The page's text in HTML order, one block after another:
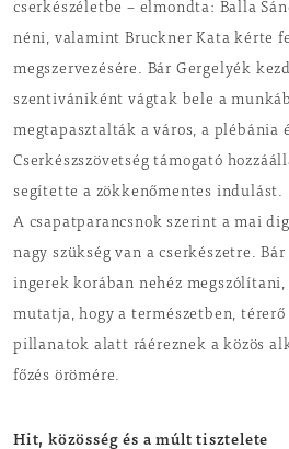
cserkészéletbe – elmondta: Balla
néni, valamint Bruckner Kata kérte
megszervezésére. Bár Gergelyék
szentivániként vágtak bele a
megtapasztalták a város, a plébánia
Cserkészszövetség támogató
segítette a zökkenőmentes indulást.
A csapatparancsnok szerint a mai
nagy szükség van a cserkészetre.
ingerek korában nehéz
mutatja, hogy a természetben,
pillanatok alatt ráéreznek a közös
főzés örömére.
Hit, közösség és a múlt tisztelete